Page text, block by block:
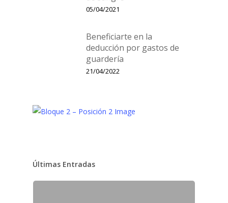
05/04/2021
Beneficiarte en la
deducción por gastos de
guardería
21/04/2022
Últimas Entradas